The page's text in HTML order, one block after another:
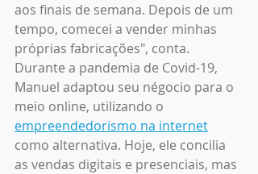
aos finais de semana. Depois de um
tempo, comecei a vender minhas
próprias fabricações", conta.
Durante a pandemia de Covid-19,
Manuel adaptou seu négocio para o
meio online, utilizando o
empreendedorismo na internet
como alternativa. Hoje, ele concilia
as vendas digitais e presenciais, mas